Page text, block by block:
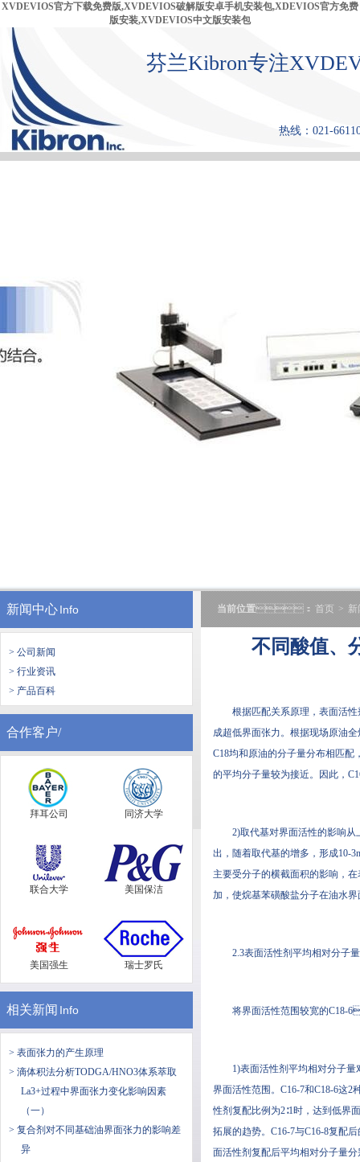
XVDEVIOS官方下载免费版,XVDEVIOS破解版安卓手机安装包,XDEVIOS官方免费
版安装,XVDEVIOS中文版安装包
芬兰Kibron专注
热线：021-
首 页 产品中心 张力仪
新闻中心Info
> 公司新闻
> 行业资讯
> 产品百科
合作客户/
拜耳公司 同济大学
联合大学 美国保洁
美国强生 瑞士罗氏
相关新闻 Info
> 表面张力的产生原理
> 滴体积法分析TODGA/HNO3体系萃取
La3+过程中界面张力变化影响因素
（一）
> 复合剂对不同基础油界面张力的影响差
异
当前位置： 首页 > 新
不同酸值
根据匹配关系原理，表面
成超低界面张力。根据现场原油
C18均和原油的分子量分布相匹配
的平均分子量较为接近。因此
2)取代基对界面活性的影响从
出，随着取代基的增多，形
主要受分子的横截面积的影响，
加，使烷基苯磺酸盐分子在油水界
2.3表面活性剂平均相对分子
将界面活性范围较宽的C18-
1)表面活性剂平均相对分子量
界面活性范围。C16-7和C18-6这
性剂复配比例为2∶1时，达到低界
拓展的趋势。C16-7与C16-8复配后的
面活性剂复配后平均相对分子量分别